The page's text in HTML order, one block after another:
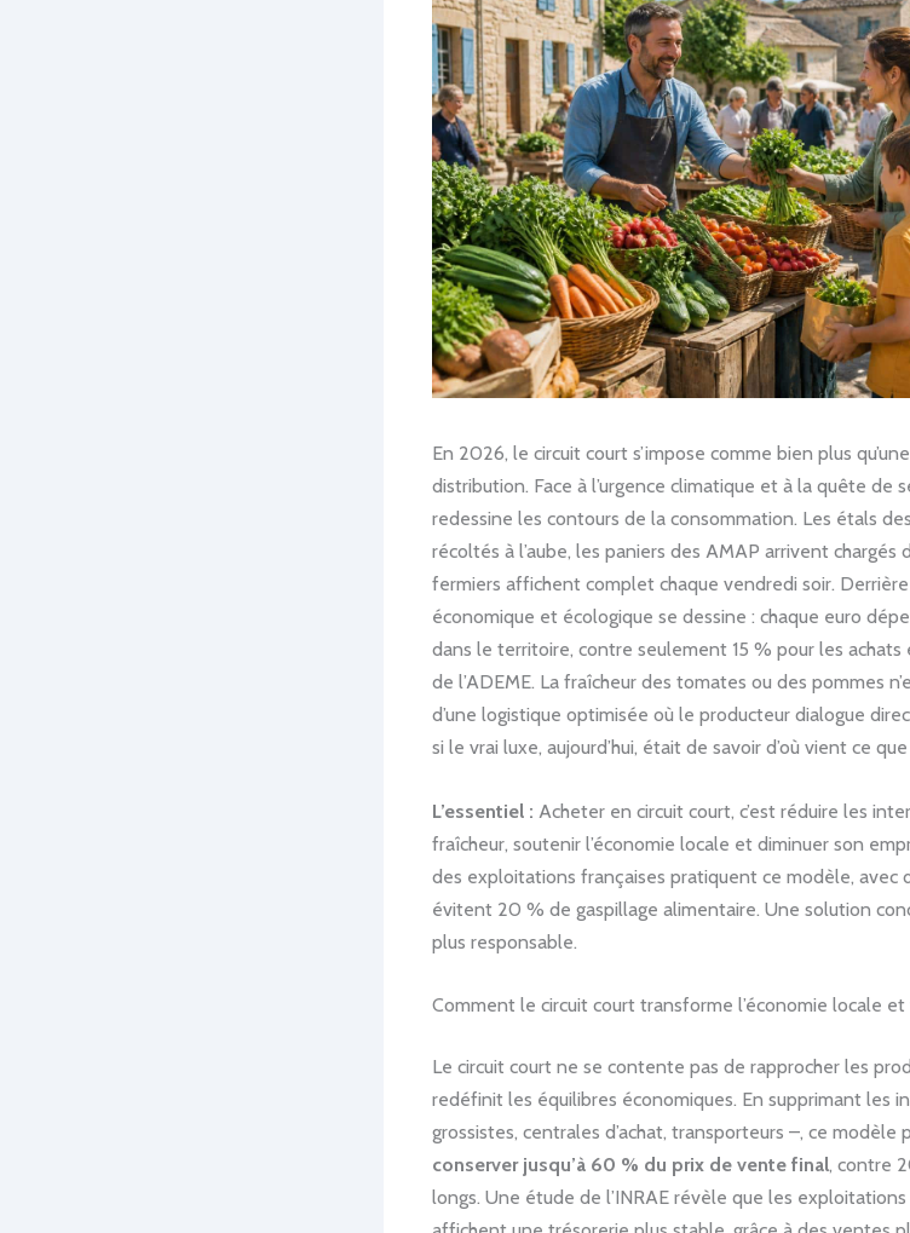
En 2026, le circuit court s’impose comme bien plus
distribution. Face à l’urgence climatique et à la quête de
redessine les contours de la consommation. Les étals
récoltés à l’aube, les paniers des AMAP arrivent chargés
fermiers affichent complet chaque vendredi soir.
économique et écologique se dessine : chaque euro
dans le territoire, contre seulement 15 % pour les
de l’ADEME. La fraîcheur des tomates ou des pommes
d’une logistique optimisée où le producteur dialogue
si le vrai luxe, aujourd’hui, était de savoir d’où vient ce que
L’essentiel : Acheter en circuit court, c’est réduire les
fraîcheur, soutenir l’économie locale et diminuer son
des exploitations françaises pratiquent ce modèle, avec
évitent 20 % de gaspillage alimentaire. Une solution
plus responsable.
Comment le circuit court transforme l’économie locale
Le circuit court ne se contente pas de rapprocher les
redéfinit les équilibres économiques. En supprimant les
grossistes, centrales d’achat, transporteurs –, ce modèle
conserver jusqu’à 60 % du prix de vente final, contre
longs. Une étude de l’INRAE révèle que les